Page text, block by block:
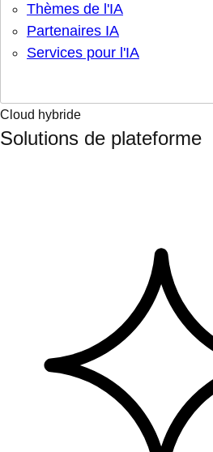
Thèmes de l'IA
Partenaires IA
Services pour l'IA
Cloud hybride
Solutions de plateforme